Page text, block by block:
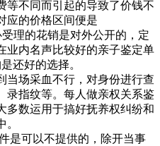
等不同而引起的导致了价钱不
应的价格区间便是
理的花销是对外公开的，定
业内名声比较好的亲子鉴定单
还好的选择。
当场采血不行，对身份进行查
录指纹等。每人做亲权关系鉴
多数运用于搞好抚养权纠纷和
是可以不提供的，除开当事